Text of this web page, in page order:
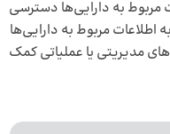
مربوط به دارایی‌ها دسترسی
مربوط به دارایی‌ها
مدیریتی یا عملیاتی کمک